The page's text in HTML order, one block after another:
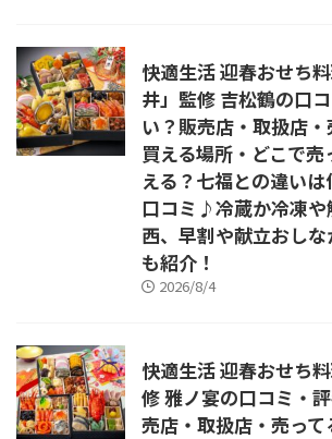
快適生活 迎春おせち
井」監修 吉松鶴の口
い？販売店・取扱店・
買える場所・どこで
える？七福との違いは
口コミ♪冷蔵か冷凍や
西、早割や献立おし
も紹介！
2026/8/4
快適生活 迎春おせち
修 雅ノ宴の口コミ・
売店・取扱店・売っ